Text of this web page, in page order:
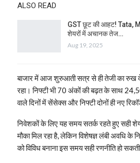
ALSO READ
GST छूट की आहट! Tata,
शेयरों में अचानक तेज…
Aug 19, 2025
बाजार में आज शुरुआती सत्र से ही तेजी का
रहा। निफ्टी भी 70 अंकों की बढ़त के साथ
वाले दिनों में सेंसेक्स और निफ्टी दोनों ही नए
निवेशकों के लिए यह समय सतर्क रहते हुए सही
मौका मिल रहा है, लेकिन विशेषज्ञ लंबी अवधि के
को विविध बनाना इस समय सही रणनीति हो